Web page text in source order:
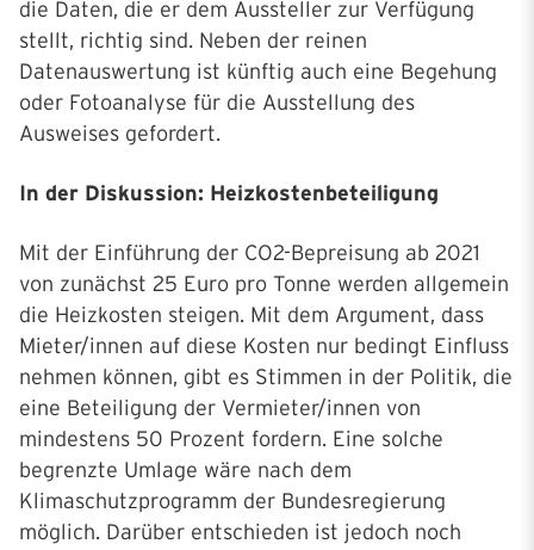
die Daten, die er dem Aussteller zur Verfügung
stellt, richtig sind. Neben der reinen
Datenauswertung ist künftig auch eine Begehung
oder Fotoanalyse für die Ausstellung des
Ausweises gefordert.
In der Diskussion: Heizkostenbeteiligung
Mit der Einführung der CO2-Bepreisung ab 2021
von zunächst 25 Euro pro Tonne werden allgemein
die Heizkosten steigen. Mit dem Argument, dass
Mieter/innen auf diese Kosten nur bedingt Einfluss
nehmen können, gibt es Stimmen in der Politik, die
eine Beteiligung der Vermieter/innen von
mindestens 50 Prozent fordern. Eine solche
begrenzte Umlage wäre nach dem
Klimaschutzprogramm der Bundesregierung
möglich. Darüber entschieden ist jedoch noch